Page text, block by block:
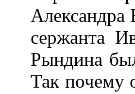
Александра
сержанта
Рындина
Так почему